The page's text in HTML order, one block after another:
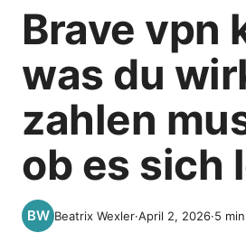
Brave vpn
was du
zahlen
ob es sich
Beatrix Wexler·April 2, 2026·5 min